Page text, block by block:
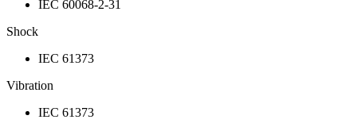
IEC 60068-2-31
Shock
IEC 61373
Vibration
IEC 61373